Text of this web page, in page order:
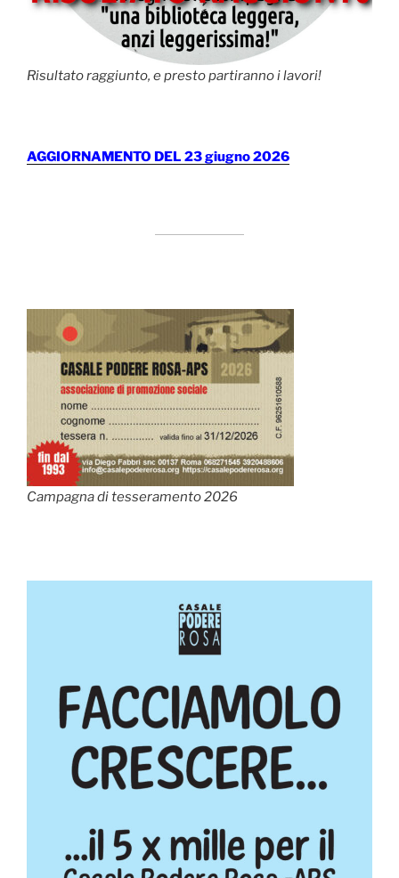
Risultato raggiunto, e presto partiranno i lavori!
AGGIORNAMENTO DEL 23 giugno 2026
Campagna di tesseramento 2026